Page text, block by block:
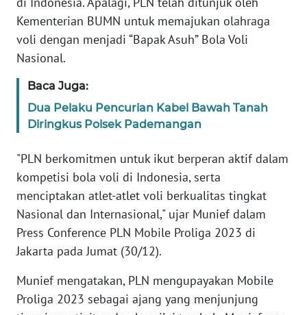
Kementerian BUMN untuk memajukan olahraga
voli dengan menjadi “Bapak Asuh” Bola Voli
Nasional.
Baca Juga:
Dua Pelaku Pencurian Kabel Bawah Tanah
Diringkus Polsek Pademangan
"PLN berkomitmen untuk ikut berperan aktif dalam
kompetisi bola voli di Indonesia, serta
menciptakan atlet-atlet voli berkualitas tingkat
Nasional dan Internasional," ujar Munief dalam
Press Conference PLN Mobile Proliga 2023 di
Jakarta pada Jumat (30/12).
Munief mengatakan, PLN mengupayakan Mobile
Proliga 2023 sebagai ajang yang menjunjung
Regional
WN
WN
JAKARTA
WN
JABAR
WN
BANTEN
NTT